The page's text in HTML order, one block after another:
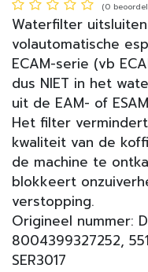
(0
Waterfilter
volautomatische
ECAM-serie (vb
dus NIET in het
uit de EAM- of
Het filter
kwaliteit van de
de machine te
blokkeert
verstopping.
Origineel nummer:
8004399327252,
SER3017